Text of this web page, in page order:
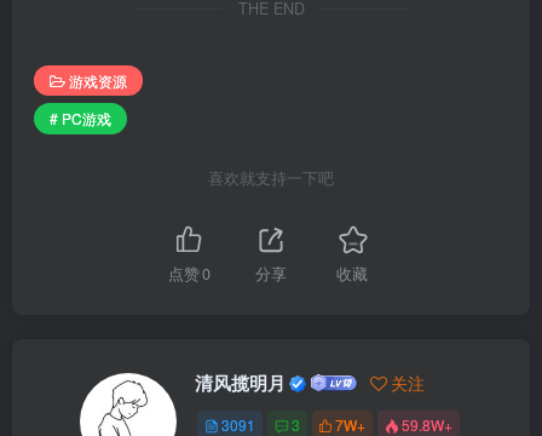
THE END
游戏资源
# PC游戏
喜欢就支持一下吧
点赞0 分享 收藏
清风揽明月 关注
3091 3 7W+ 59.8W+